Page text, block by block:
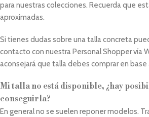
para nuestras colecciones. Recuerda que
aproximadas.
Si tienes dudas sobre una talla concreta
contacto con nuestra Personal Shopper vía
aconsejará que talla debes comprar en base
Mi talla no está disponible, ¿hay
conseguirla?
En general no se suelen reponer modelos.